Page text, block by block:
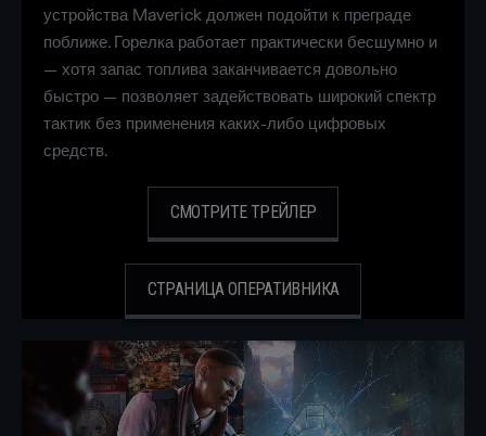
устройства Maverick должен подойти к преграде
поближе. Горелка работает практически бесшумно и
— хотя запас топлива заканчивается довольно
быстро — позволяет задействовать широкий спектр
тактик без применения каких-либо цифровых
средств.
СМОТРИТЕ ТРЕЙЛЕР
СТРАНИЦА ОПЕРАТИВНИКА